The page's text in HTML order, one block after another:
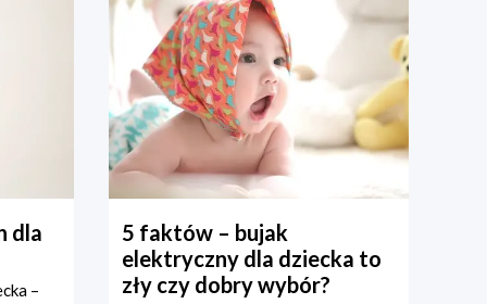
dla
–
5 faktów – bujak
elektryczny dla dziecka to
zły czy dobry wybór?